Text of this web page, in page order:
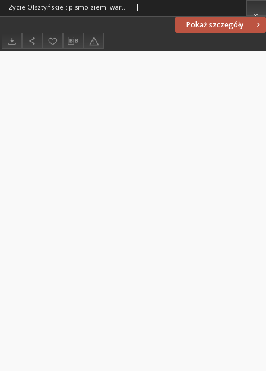
Pokaż szczegóły
Życie Olsztyńskie : pismo ziemi warmińsko-mazurskiej, 1949, nr 17